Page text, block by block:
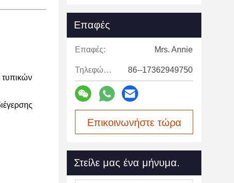
τυπικών
Επαφές
Επαφές: Mrs. Annie
Τηλεφώνημα: 86--17362949750
Επικοινωνήστε τώρα
Στείλε μας ένα μήνυμα.